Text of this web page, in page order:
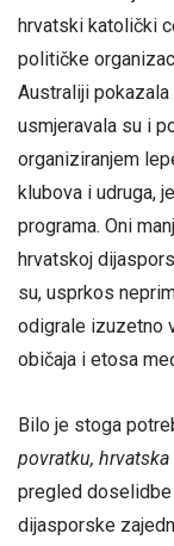
hrvatski katolički
političke
Australiji
usmjeravala su i
organiziranjem
klubova i udruga,
programa. Oni
hrvatskoj
su, usprkos
odigrale izuzetno
običaja i etosa
Bilo je stoga
povratku,
pregled doselidbe
dijasporske